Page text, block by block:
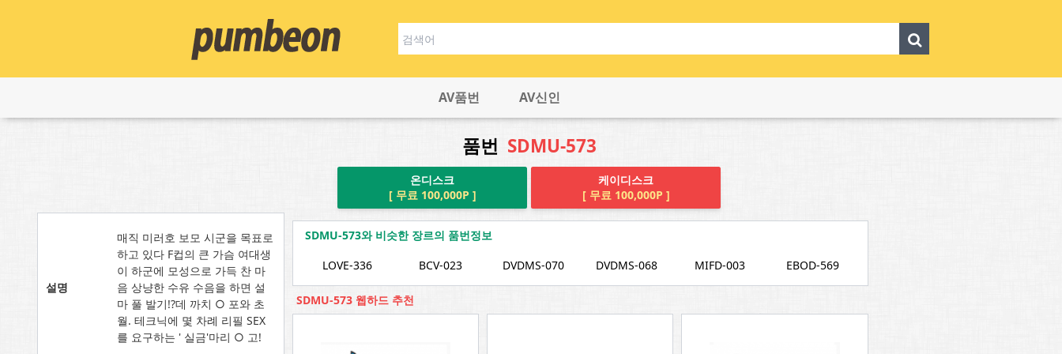
AV품번 AV신인
품번 SDMU-573
온디스크
[ 무료 100,000P ]
케이디스크
[ 무료 100,000P ]
설명
매직 미러호 보모 시군을 목표로
하고 있다 F컵의 큰 가슴 여대생
이 하군에 모성으로 가득 찬 마
음 상냥한 수유 수음을 하면 설
마 풀 발기!?데 까치 ○ 포와 초
월. 테크닉에 몇 차례 리필 SEX
를 요구하는 ' 실금'마리 ○ 고!
SDMU-573와 비슷한 장르의 품번정보
LOVE-336
BCV-023 DVDMS-070 DVDMS-068 MIFD-003 EBOD-569
SDMU-573 웹하드 추천